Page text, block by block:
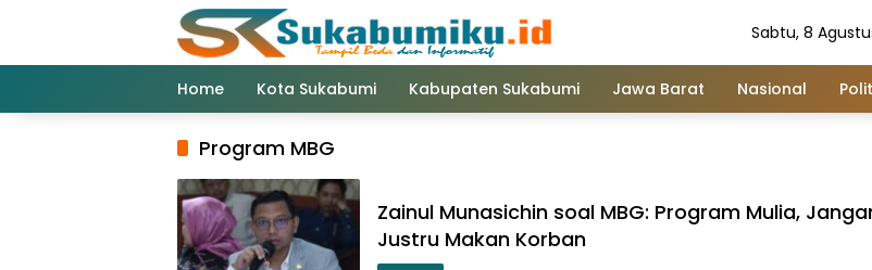
Sabtu, 8
Home Kota Sukabumi Kabupaten Sukabumi Jawa Barat Nasional
Program MBG
Zainul Munasichin soal MBG: Program Mulia,
Justru Makan Korban